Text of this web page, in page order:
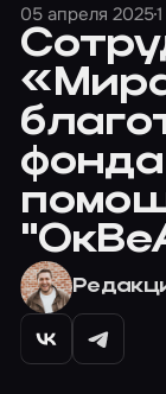
05 апреля 2025